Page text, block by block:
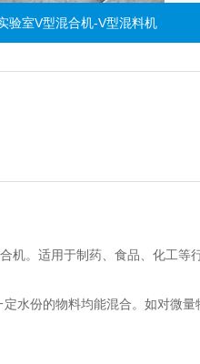
合机-V型混料机
机。适用于制药、食品、化工等
水份的物料均能混合。如对微